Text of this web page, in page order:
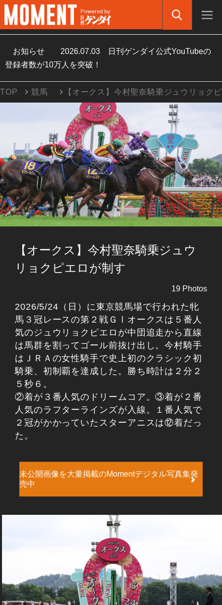
お知らせ 2026.07.03
日刊ゲンダイ公式YouTubeの
登録者数が10万人を突破！
TOP 競馬 【オークス】今村聖奈騎乗ジュウリョク
【オークス】今村聖奈騎乗ジュウ
リョクピエロが制す
19 Photos
2026/5/24（日）に東京競馬場で行われた牝
馬３冠レースの第２戦ＧⅠオークスは５番人
気のジュウリョクピエロが中団追走から直線
は馬群を割ってゴール前抜け出し。今村騎手
はＪＲＡの女性騎手で史上初のクラシック初
騎乗、初制覇を達成した。勝ち時計は２分２
５秒６。
②着が３番人気のドリームコア。③着が２番
人気のラフターラインズが入線。１番人気で
２冠がかかっていたスターアニスは⑫着だっ
た。
未公開画像を大量掲載のMomentデジタル写真集発
売中